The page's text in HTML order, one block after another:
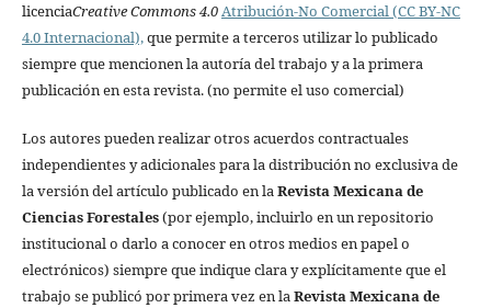
licenciaCreative Commons 4.0Atribución-No Comercial (CC BY-NC
4.0 Internacional),que permite a terceros utilizar lo publicado
siempre que mencionen la autoría del trabajo y a la primera
publicación en esta revista. (no permite el uso comercial)
Los autores pueden realizar otros acuerdos contractuales
independientes y adicionales para la distribución no exclusiva de
la versión del artículo publicado en laRevista Mexicana de
Ciencias Forestales(por ejemplo, incluirlo en un repositorio
institucional o darlo a conocer en otros medios en papel o
electrónicos) siempre que indique clara y explícitamente que el
trabajo se publicó por primera vez en laRevista Mexicana de